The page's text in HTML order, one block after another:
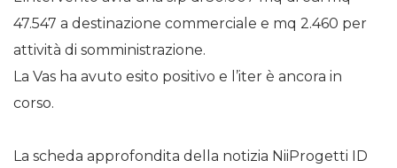
47.547 a destinazione commerciale e mq 2.460 per
attività di somministrazione.
La Vas ha avuto esito positivo e l’iter è ancora in
corso.
La scheda approfondita della notizia NiiProgetti ID